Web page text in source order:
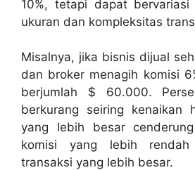
10%, tetapi dapat
ukuran dan kompleksitas
Misalnya, jika bisnis dijual
dan broker menagih komisi
berjumlah $ 60.000.
berkurang seiring kenaikan
yang lebih besar
komisi yang lebih rendah
transaksi yang lebih besar.